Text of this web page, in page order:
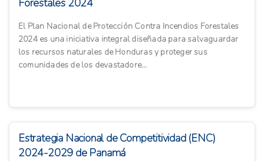
Forestales 2024
El Plan Nacional de Protección Contra Incendios Forestales
2024 es una iniciativa integral diseñada para salvaguardar
los recursos naturales de Honduras y proteger sus
comunidades de los devastadore...
Estrategia Nacional de Competitividad (ENC)
2024-2029 de Panamá